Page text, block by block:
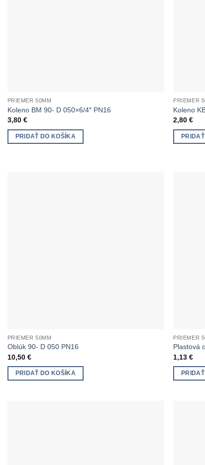
PRIEMER 50MM
Koleno BM 90- D 050×6/4″ PN16
3,80 €
PRIDAŤ DO KOŠÍKA
PRIEMER
Koleno
2,80€
PRIEMER 50MM
Oblúk 90- D 050 PN16
10,50 €
PRIDAŤ DO KOŠÍKA
PRIEMER
Plastová
1,13€